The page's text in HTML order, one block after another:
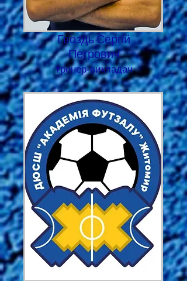
Гвоздь Сергій
Петрович
тренер-викладач